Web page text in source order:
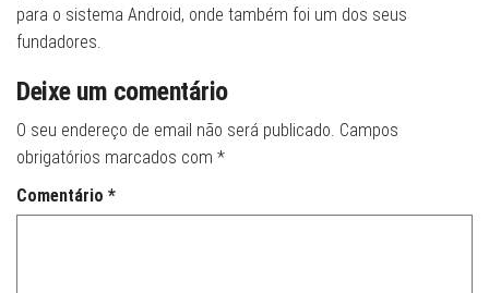
para o sistema Android, onde também foi um dos seus
fundadores.
Deixe um comentário
O seu endereço de email não será publicado. Campos
obrigatórios marcados com *
Comentário *